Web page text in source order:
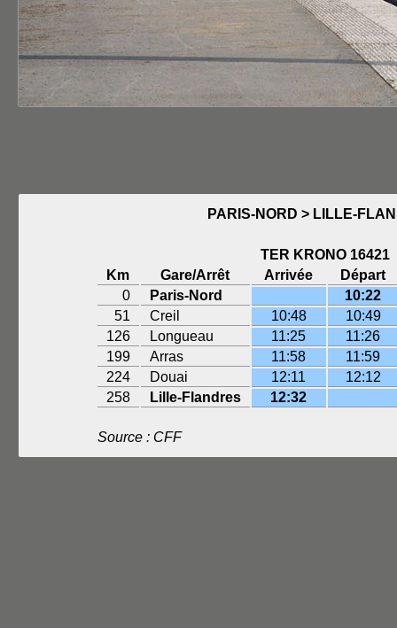
PARIS-NORD > LILLE-
TER KRONO 16421
Km
Gare/Arrêt Arrivée
Départ
0
Paris-Nord
10:22
51
Creil 10:48
10:49
126
Longueau 11:25
11:26
199
Arras 11:58
11:59
224
Douai 12:11
12:12
258
Lille-Flandres 12:32
Source : CFF